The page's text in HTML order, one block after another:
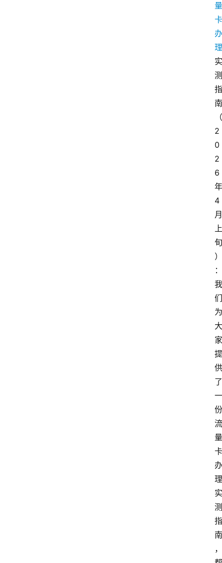
量
卡
办
理
实
测
指
南
（
2
0
2
6
年
4
月
上
旬
）
：
我
们
为
大
家
提
供
了
一
份
流
量
卡
办
理
实
测
指
南
，